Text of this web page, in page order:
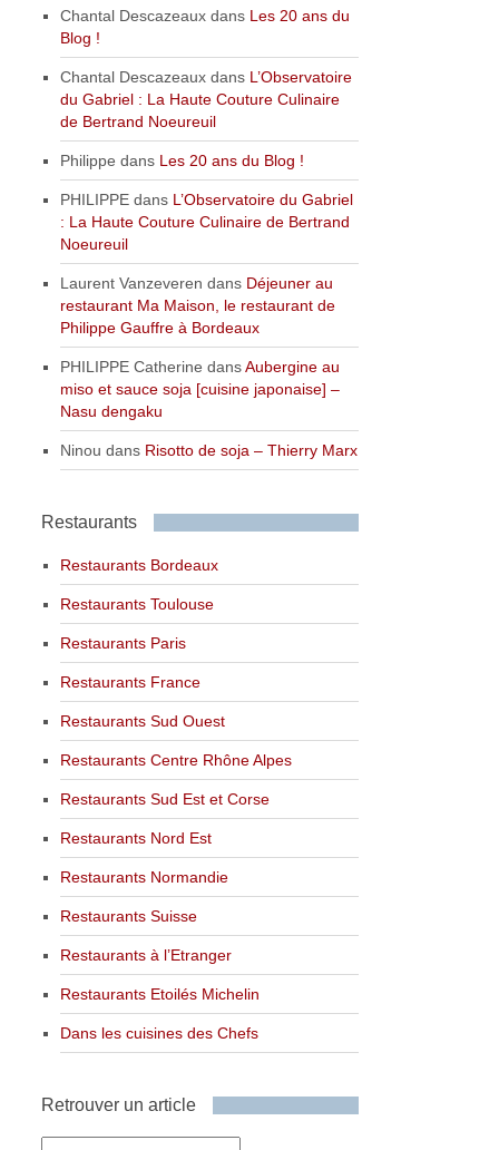
Chantal Descazeaux dans Les 20 ans du
Blog !
Chantal Descazeaux dans L’Observatoire
du Gabriel : La Haute Couture Culinaire
de Bertrand Noeureuil
Philippe dans Les 20 ans du Blog !
PHILIPPE dans L’Observatoire du Gabriel
: La Haute Couture Culinaire de Bertrand
Noeureuil
Laurent Vanzeveren dans Déjeuner au
restaurant Ma Maison, le restaurant de
Philippe Gauffre à Bordeaux
PHILIPPE Catherine dansAubergine au
miso et sauce soja [cuisine japonaise] –
Nasu dengaku
Ninou dans Risotto de soja – Thierry Marx
Restaurants
Restaurants Bordeaux
Restaurants Toulouse
Restaurants Paris
Restaurants France
Restaurants Sud Ouest
Restaurants Centre Rhône Alpes
Restaurants Sud Est et Corse
Restaurants Nord Est
Restaurants Normandie
Restaurants Suisse
Restaurants à l’Etranger
Restaurants Etoilés Michelin
Dans les cuisines des Chefs
Retrouver un article